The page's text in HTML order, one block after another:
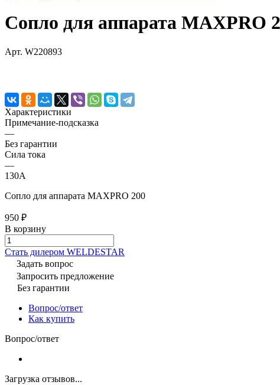
Сопло для аппарата MAXPRO
Арт. W220893
Характеристики
Примечание-подсказка
—
Без гарантии
Сила тока
—
130A
Сопло для аппарата MAXPRO 200
950 ₽
В корзину
Cтать дилером WELDESTAR
Задать вопрос
Запросить предложение
Без гарантии
Вопрос/ответ
Как купить
Вопрос/ответ
Загрузка отзывов...